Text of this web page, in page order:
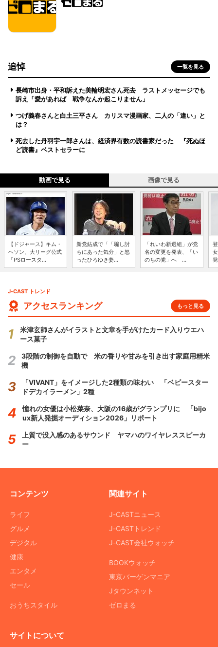
追悼 一覧を見る
長崎市出身・平和訴えた美輪明宏さん死去 ラストメッセージでも
訴え「愛があれば 戦争なんか起こりません」
つげ義春さんと白土三平さん カリスマ漫画家、二人の「違い」と
は？
死去した丹羽宇一郎さんは、経済界有数の読書家だった 『死ぬほ
ど読書』ベストセラーに
動画で見る 画像で見る
【ドジャース】キム・
ヘソン、大リーグ公式
「PSロースタ...
新党結成で「「騙し討
ちにあった気分」と怒
ったひろゆき妻...
「れいわ新選組」が党
名の変更を発表、「い
のちの党」へ ...
J-CAST トレンド
アクセスランキング もっと見る
米津玄師さんがイラストと文章を手がけたカード入りウエハ
ース菓子
3段階の制御を自動で 米の香りや甘みを引き出す家庭用精米
機
「VIVANT」をイメージした2種類の味わい 「ベビースター
ドデカイラーメン」2種
憧れの女優は小松菜奈、大阪の16歳がグランプリに 「bijo
ux新人発掘オーディション2026」リポート
上質で没入感のあるサウンド ヤマハのワイヤレススピーカ
ー
コンテンツ
ライフ
グルメ
デジタル
健康
エンタメ
セール
おうちスタイル
関連サイト
J-CASTニュース
J-CASTトレンド
J-CAST会社ウォッチ
BOOKウォッチ
東京バーゲンマニア
Jタウンネット
ゼロまる
サイトについて